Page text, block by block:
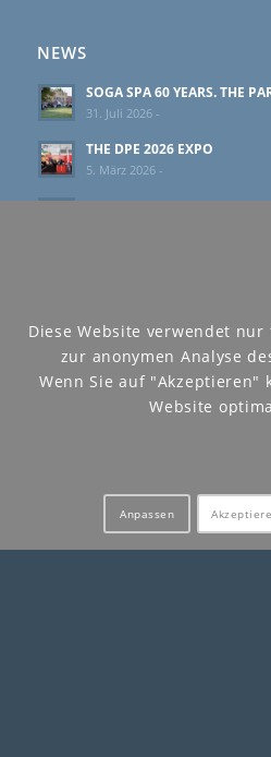
NEWS
SOGA SPA 60 YEARS. THE
31. Juli 2026 -
THE DPE 2026 EXPO
5. März 2026 -
SINCRO EXPANDS IP54
DOWNLOAD
WHISTLEBLOWING
Diese Website verwendet nur
zur anonymen Analyse
Wenn Sie auf "Akzeptieren"
Website
Anpassen